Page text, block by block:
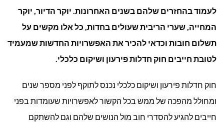
לעמוד בהחזרים שלהם בשנים האחרונות. יוקר הדיור, יוקר
המחייה, שערי הריבית שעולים בחדות, כל אלו מקשים על
תשלום חובות וכדאי להכיר את האפשרויות החדשות שמעמיד
לטובת חייבים חוק חדלות פירעון ושיקום כלכלי.
חוק חדלות פירעון ושיקום כלכלי נכנס לתוקף לפני מספר שנים
ומחולל מהפכה של ממש בכל הקשור לאפשרויות שעומדות בפני
חייבים להגיע להסדרי חוב מול הנושים שלהם וגם להשתקם